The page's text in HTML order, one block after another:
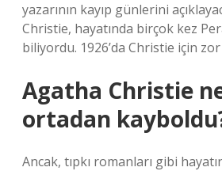
yazarının kayıp günlerini
Christie, hayatında birçok kez
biliyordu. 1926’da Christie için
Agatha Christie
ortadan
Ancak, tıpkı romanları gibi